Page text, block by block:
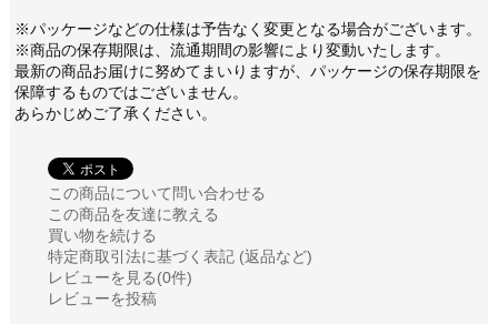
※パッケージなどの仕様は予告なく変更となる場合がございます。
※商品の保存期限は、流通期間の影響により変動いたします。
最新の商品お届けに努めてまいりますが、パッケージの保存期限を
保障するものではございません。
あらかじめご了承ください。
この商品について問い合わせる
この商品を友達に教える
買い物を続ける
特定商取引法に基づく表記 (返品など)
レビューを見る(0件)
レビューを投稿